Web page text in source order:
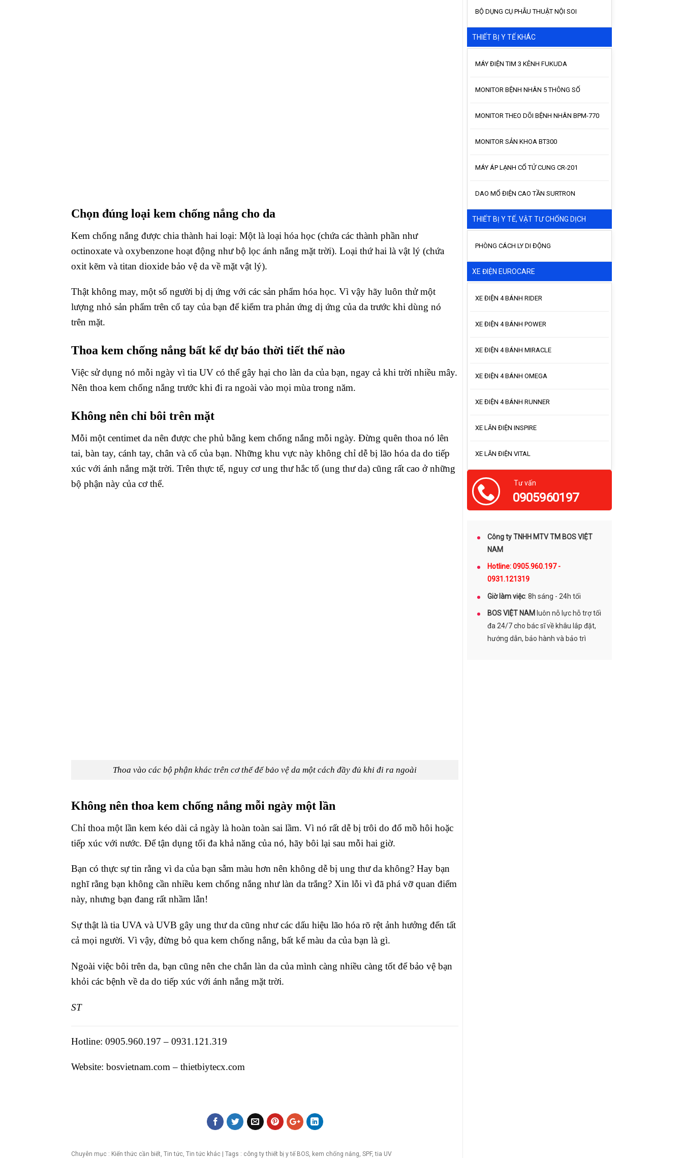
Chọn đúng loại kem chống nắng cho da
Kem chống nắng được chia thành hai loại: Một là loại hóa học (chứa các thành phần như
octinoxate và oxybenzone hoạt động như bộ lọc ánh nắng mặt trời). Loại thứ hai là vật lý (chứa
oxit kẽm và titan dioxide bảo vệ da về mặt vật lý).
Thật không may, một số người bị dị ứng với các sản phẩm hóa học. Vì vậy hãy luôn thử một
lượng nhỏ sản phẩm trên cổ tay của bạn để kiểm tra phản ứng dị ứng của da trước khi dùng nó
trên mặt.
Thoa kem chống nắng bất kể dự báo thời tiết thế nào
Việc sử dụng nó mỗi ngày vì tia UV có thể gây hại cho làn da của bạn, ngay cả khi trời nhiều mây.
Nên thoa kem chống nắng trước khi đi ra ngoài vào mọi mùa trong năm.
Không nên chỉ bôi trên mặt
Mỗi một centimet da nên được che phủ bằng kem chống nắng mỗi ngày. Đừng quên thoa nó lên
tai, bàn tay, cánh tay, chân và cổ của bạn. Những khu vực này không chỉ dễ bị lão hóa da do tiếp
xúc với ánh nắng mặt trời. Trên thực tế, nguy cơ ung thư hắc tố (ung thư da) cũng rất cao ở những
bộ phận này của cơ thể.
Thoa vào các bộ phận khác trên cơ thể để bảo vệ da một cách đầy đủ khi đi ra ngoài
Không nên thoa kem chống nắng mỗi ngày một lần
Chỉ thoa một lần kem kéo dài cả ngày là hoàn toàn sai lầm. Vì nó rất dễ bị trôi do đổ mồ hôi hoặc
tiếp xúc với nước. Để tận dụng tối đa khả năng của nó, hãy bôi lại sau mỗi hai giờ.
Bạn có thực sự tin rằng vì da của bạn sẫm màu hơn nên không dễ bị ung thư da không? Hay bạn
nghĩ rằng bạn không cần nhiều kem chống nắng như làn da trắng? Xin lỗi vì đã phá vỡ quan điểm
này, nhưng bạn đang rất nhầm lẫn!
Sự thật là tia UVA và UVB gây ung thư da cũng như các dấu hiệu lão hóa rõ rệt ảnh hưởng đến tất
cả mọi người. Vì vậy, đừng bỏ qua kem chống nắng, bất kể màu da của bạn là gì.
Ngoài việc bôi trên da, bạn cũng nên che chắn làn da của mình càng nhiều càng tốt để bảo vệ bạn
khỏi các bệnh về da do tiếp xúc với ánh nắng mặt trời.
ST
Hotline: 0905.960.197 – 0931.121.319
Website: bosvietnam.com– thietbiytecx.com
Chuyên mục : Kiến thức cần biết, Tin tức, Tin tức khác | Tags : công ty thiết bị y tế BOS, kem chống nắng, SPF,tia UV
BỘ DỤNG CỤ PHẪU THUẬT NỘI SOI
THIẾT BỊ Y TẾ KHÁC
MÁY ĐIỆN TIM 3 KÊNH FUKUDA
MONITOR BỆNH NHÂN 5 THÔNG SỐ
MONITOR THEO DÕI BỆNH NHÂN BPM-770
MONITOR SẢN KHOA BT300
MÁY ÁP LẠNH CỔ TỬ CUNG CR-201
DAO MỔ ĐIỆN CAO TẦN SURTRON
THIẾT BỊ Y TẾ, VẬT TƯ CHỐNG DỊCH
PHÒNG CÁCH LY DI ĐỘNG
XE ĐIỆN EUROCARE
XE ĐIỆN 4 BÁNH RIDER
XE ĐIỆN 4 BÁNH POWER
XE ĐIỆN 4 BÁNH MIRACLE
XE ĐIỆN 4 BÁNH OMEGA
XE ĐIỆN 4 BÁNH RUNNER
XE LĂN ĐIỆN INSPIRE
XE LĂN ĐIỆN VITAL
Tư vấn
0905960197
Công ty TNHH MTV TM BOS VIỆT
NAM
Hotline: 0905.960.197 -
0931.121319
Giờ làm việc: 8h sáng - 24h tối
BOS VIỆT NAM luôn nỗ lực hỗ trợ tối
đa 24/7 cho bác sĩ về khâu lắp đặt,
hướng dẫn, bảo hành và bảo trì